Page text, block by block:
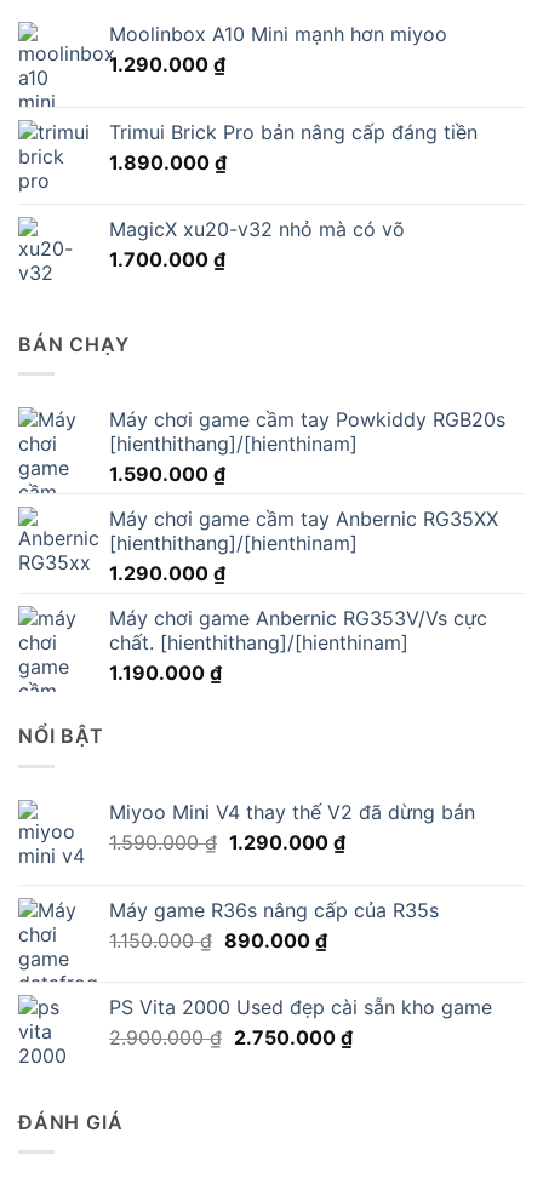
Moolinbox A10 Mini mạnh hơn miyoo
1.290.000 ₫
Trimui Brick Pro bản nâng cấp đáng tiền
1.890.000 ₫
MagicX xu20-v32 nhỏ mà có võ
1.700.000 ₫
BÁN CHẠY
Máy chơi game cầm tay Powkiddy RGB20s
[hienthithang]/[hienthinam]
1.590.000 ₫
Máy chơi game cầm tay Anbernic RG35XX
[hienthithang]/[hienthinam]
1.290.000 ₫
Máy chơi game Anbernic RG353V/Vs cực
chất. [hienthithang]/[hienthinam]
1.190.000 ₫
NỔI BẬT
Miyoo Mini V4 thay thế V2 đã dừng bán
1.590.000₫ Giá
1.590.000 ₫.
1.290.000 ₫Giá
là:
Máy game R36s nâng cấp của R35s
1.150.000₫ Giá
1.150.000 ₫.
890.000 ₫Giá
là:
890.000 ₫.
PS Vita 2000 Used đẹp cài sẵn kho game
2.900.000₫ Giá
2.750.000 ₫Giá
ĐÁNH GIÁ